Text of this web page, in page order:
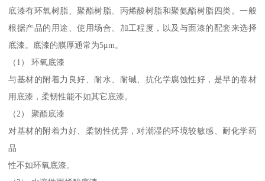
底漆有环氧树脂、聚酯树脂、丙烯酸树脂和聚氨酯树脂四类。一般
根据产品的用途、使用场合、加工程度，以及与面漆的配套来选择
底漆。底漆的膜厚通常为5μm。
（1） 环氧底漆
与基材的附着力良好、耐水、耐碱、抗化学腐蚀性好，是早的卷材
用底漆，柔韧性能不如其它底漆。
（2） 聚酯底漆
对基材的附着力好、柔韧性优异，对潮湿的环境较敏感、耐化学药
品
性不如环氧底漆。